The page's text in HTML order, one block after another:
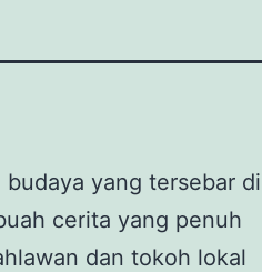
yang tersebar di
cerita yang penuh
dan tokoh lokal